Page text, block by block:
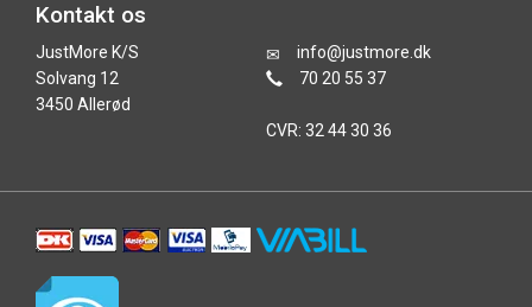
Kontakt os
JustMore K/S
Solvang 12
3450 Allerød
info@justmore.dk
70 20 55 37
CVR: 32 44 30 36